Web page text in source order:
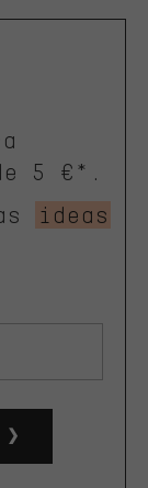
5 €*.
ideas